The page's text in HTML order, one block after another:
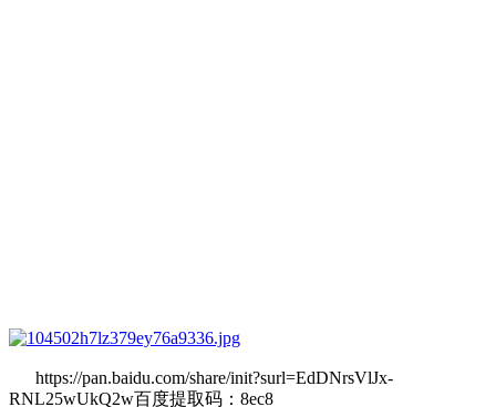
https://pan.baidu.com/share/init?surl=EdDNrsVlJx-
RNL25wUkQ2w百度提取码：8ec8